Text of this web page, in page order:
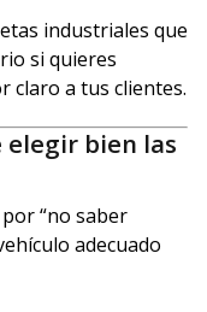
industriales que
si quieres
claro a tus clientes.
bien las
“no saber
adecuado